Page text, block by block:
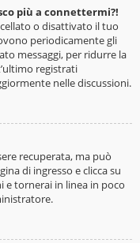
più a connettermi?!
o disattivato il tuo
periodicamente gli
messaggi, per ridurre la
registrati
nelle discussioni.
recuperata, ma può
di ingresso e clicca su
e tornerai in linea in poco